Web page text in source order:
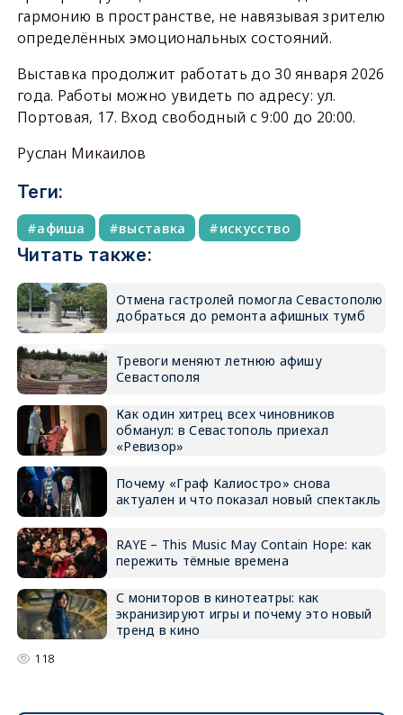
гармонию в пространстве, не навязывая зрителю
определённых эмоциональных состояний.
Выставка продолжит работать до 30 января 2026
года. Работы можно увидеть по адресу: ул.
Портовая, 17. Вход свободный с 9:00 до 20:00.
Руслан Микаилов
Теги:
афиша выставка искусство
Читать также:
Отмена гастролей помогла Севастополю
добраться до ремонта афишных тумб
Тревоги меняют летнюю афишу
Севастополя
Как один хитрец всех чиновников
обманул: в Севастополь приехал
«Ревизор»
Почему «Граф Калиостро» снова
актуален и что показал новый спектакль
RAYE – This Music May Contain Hope: как
пережить тёмные времена
С мониторов в кинотеатры: как
экранизируют игры и почему это новый
тренд в кино
118